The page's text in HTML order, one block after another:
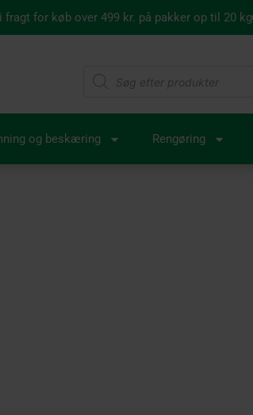
fragt for køb over 499 kr. på pakker op til 20 kg
Products
search
og beskæring Rengøring